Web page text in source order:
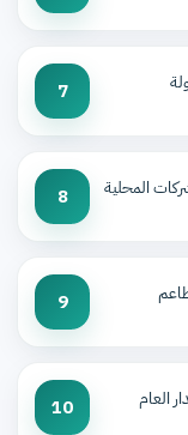
7
المحلية 8
9
العام 10